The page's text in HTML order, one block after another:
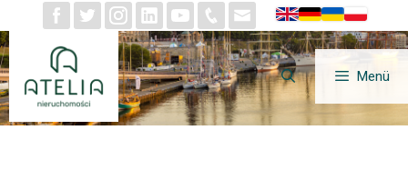
Inhalt
springen
Menü